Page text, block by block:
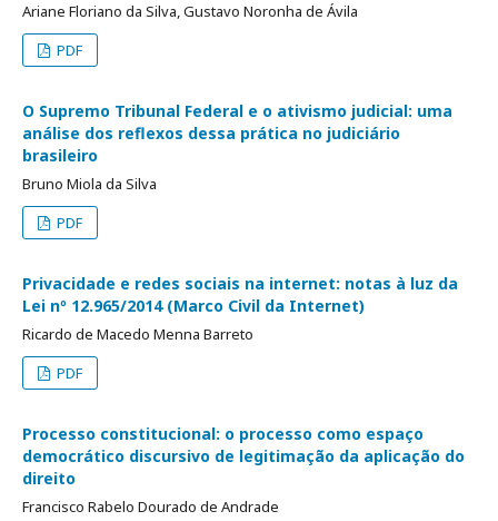
Ariane Floriano da Silva, Gustavo Noronha de Ávila
PDF
O Supremo Tribunal Federal e o ativismo judicial: uma
análise dos reflexos dessa prática no judiciário
brasileiro
Bruno Miola da Silva
PDF
Privacidade e redes sociais na internet: notas à luz da
Lei nº 12.965/2014 (Marco Civil da Internet)
Ricardo de Macedo Menna Barreto
PDF
Processo constitucional: o processo como espaço
democrático discursivo de legitimação da aplicação do
direito
Francisco Rabelo Dourado de Andrade